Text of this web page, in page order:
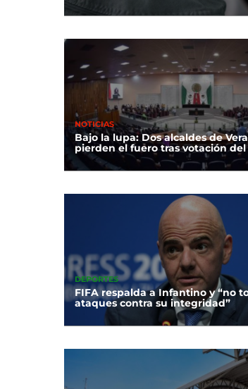
NOTICIAS
Bajo la lupa: Dos alcaldes de
pierden el fuero tras votación del
DEPORTES
FIFA respalda a Infantino y “no
ataques contra su integridad”